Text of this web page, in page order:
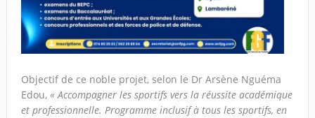
Objectif de ce noble projet, selon le Dr Arsène Nguéma
Edou, « Accompagner les sportifs vers la réussite académique
et professionnelle. Programme inclusif à tous les sportifs, en